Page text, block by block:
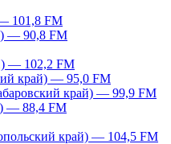
101,8 FM
— 90,8 FM
— 102,2 FM
край) — 95,0 FM
край) — 99,9 FM
— 88,4 FM
край) — 104,5 FM